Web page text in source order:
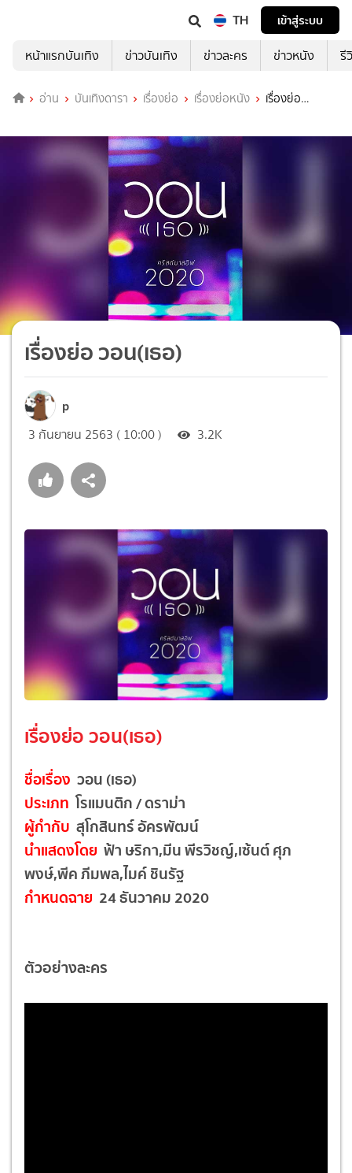
TH
เข้าสู่ระบบ
หน้าแรกบันเทิง
ข่าวบันเทิง ข่าวละคร ข่าวหนัง รี
อ่าน บันเทิงดารา เรื่องย่อ เรื่องย่อหนัง
เรื่องย่อ
เรื่องย่อ วอน(เธอ)
p
3 กันยายน 2563 ( 10:00 ) 3.2K
เรื่องย่อ วอน(เธอ)
ชื่อเรื่อง วอน (เธอ)
ประเภท โรแมนติก / ดราม่า
ผู้กำกับ สุโกสินทร์ อัครพัฒน์
นำแสดงโดย ฟ้า ษริกา,มีน พีรวิชญ์,เซ้นต์ ศุภ
พงษ์,พีค ภีมพล,ไมค์ ชินรัฐ
กำหนดฉาย 24 ธันวาคม 2020
ตัวอย่างละคร